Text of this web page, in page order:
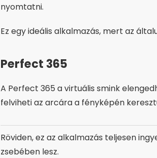
nyomtatni.
Ez egy ideális alkalmazás, mert az
Perfect 365
A Perfect 365 a virtuális smink
felviheti az arcára a fényképén
Röviden, ez az alkalmazás teljesen
zsebében lesz.